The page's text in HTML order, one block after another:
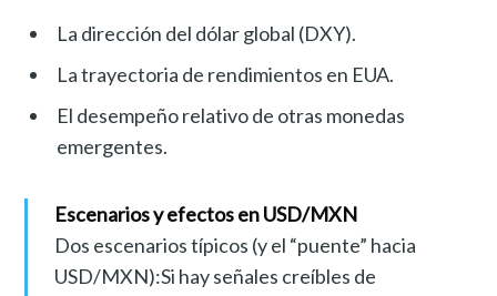
La dirección del dólar global (DXY).
La trayectoria de rendimientos en EUA.
El desempeño relativo de otras monedas
emergentes.
Escenarios y efectos en USD/MXN
Dos escenarios típicos (y el “puente” hacia
USD/MXN):Si hay señales creíbles de